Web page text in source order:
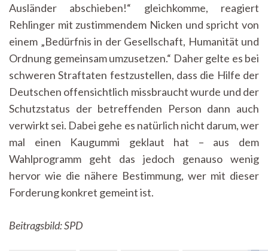
Ausländer abschieben!“ gleichkomme, reagiert
Rehlinger mit zustimmendem Nicken und spricht von
einem „Bedürfnis in der Gesellschaft, Humanität und
Ordnung gemeinsam umzusetzen.“ Daher gelte es bei
schweren Straftaten festzustellen, dass die Hilfe der
Deutschen offensichtlich missbraucht wurde und der
Schutzstatus der betreffenden Person dann auch
verwirkt sei. Dabei gehe es natürlich nicht darum, wer
mal einen Kaugummi geklaut hat – aus dem
Wahlprogramm geht das jedoch genauso wenig
hervor wie die nähere Bestimmung, wer mit dieser
Forderung konkret gemeint ist.
Beitragsbild: SPD